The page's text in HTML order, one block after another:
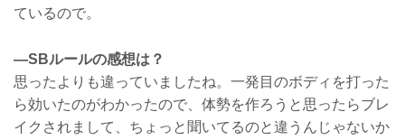
ているので。
―SBルールの感想は？
思ったよりも違っていましたね。一発目のボディを打った
ら効いたのがわかったので、体勢を作ろうと思ったらブレ
イクされまして、ちょっと聞いてるのと違うんじゃないか